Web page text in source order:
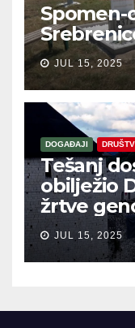
Spomen-
JUL 15, 2025
DOGAĐAJI
Tešanj
obilježio
žrtve
JUL 15, 2025